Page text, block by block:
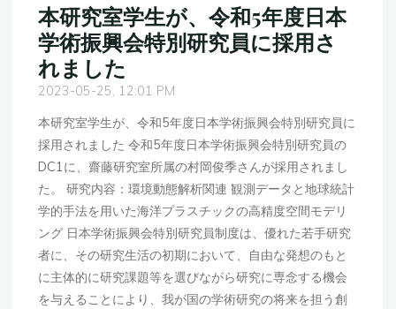
大
学
科
技
術
イ
ノ
ベ
ー
シ
ョ
ン
創
本研究室学生が、令和5年度日本
学術振興会特別研究員に採用さ
れました
2023-05-25, 12:01 PM
本研究室学生が、令和5年度日本学術振興会特別研究員に
採用されました 令和5年度日本学術振興会特別研究員の
DC1に、齋藤研究室所属の村岡俊季さんが採用されまし
た。 研究内容：環境動態解析関連 観測データと地球統計
学的手法を用いた海洋プラスチックの高精度空間モデリ
ング 日本学術振興会特別研究員制度は、優れた若手研究
者に、その研究生活の初期において、自由な発想のもと
に主体的に研究課題等を選びながら研究に専念する機会
を与えることにより、我が国の学術研究の将来を担う創